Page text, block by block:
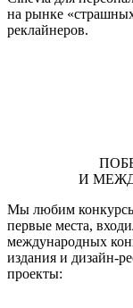
на рынке
реклайнеров.
И
Мы любим
первые места,
международных
издания и дизайн-
проекты: